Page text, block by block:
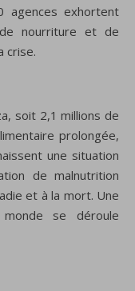
agences exhortent
de nourriture et de
crise.
soit 2,1 millions de
prolongée,
une situation
de malnutrition
et à la mort. Une
se déroule